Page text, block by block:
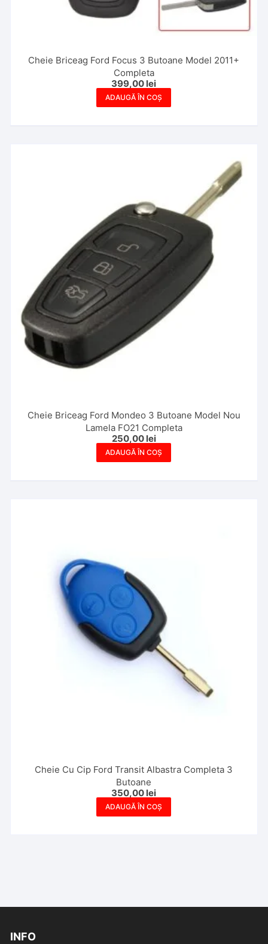
Cheie Briceag Ford Focus 3 Butoane Model 2011+
Completa
399,00 lei
ADAUGĂ ÎN COȘ
Cheie Briceag Ford Mondeo 3 Butoane Model Nou
Lamela FO21 Completa
250,00 lei
ADAUGĂ ÎN COȘ
Cheie Cu Cip Ford Transit Albastra Completa 3
Butoane
350,00 lei
ADAUGĂ ÎN COȘ
INFO